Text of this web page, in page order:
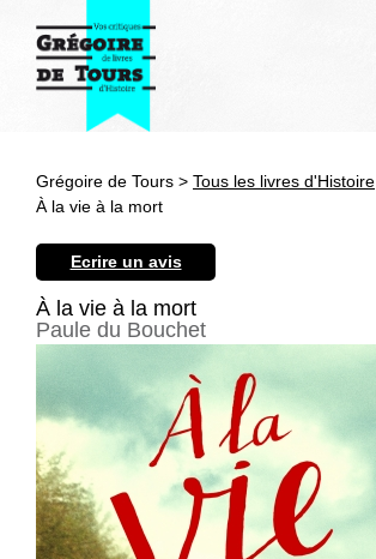
Antiquité
XXe siècle
Autres civilisations
Thématiques
Grégoire de Tours > Tous les livres d'Histoire
À la vie à la mort
Ecrire un avis
À la vie à la mort
Paule du Bouchet